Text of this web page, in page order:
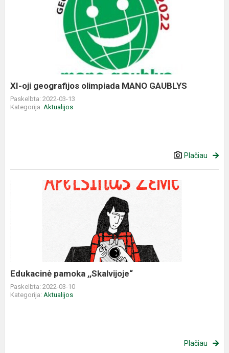
XI-oji geografijos olimpiada MANO GAUBLYS
Paskelbta: 2022-03-13
Kategorija: Aktualijos
Plačiau
Edukacinė
Edukacinė pamoka ,,Skalvijoje“
Paskelbta: 2022-03-10
Kategorija: Aktualijos
Plačiau